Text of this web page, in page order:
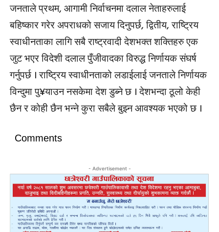
जनताले प्रथम, आगामी निर्वाचनमा दलाल नेताहरुलाई
बहिष्कार गरेर अपराधको सजाय दिनुपर्छ, द्वितीय, राष्ट्रिय
स्वाधीनताका लागि सबै राष्ट्रवादी देशभक्त शक्तिहरु एक
जुट भएर विदेशी दलाल पुँजीवादका विरुद्ध निर्णायक संघर्ष
गर्नुपर्छ । राष्ट्रिय स्वाधीनताको लडाईलाई जनताले निर्णायक
विन्दुमा पु¥याउन नसकेमा देश डुब्ने छ । देशभन्दा ठूलो केही
छैन र कोही छैन भन्ने कुरा सबैले बुझ्न आवश्यक भएको छ ।
Comments
- Advertisement -